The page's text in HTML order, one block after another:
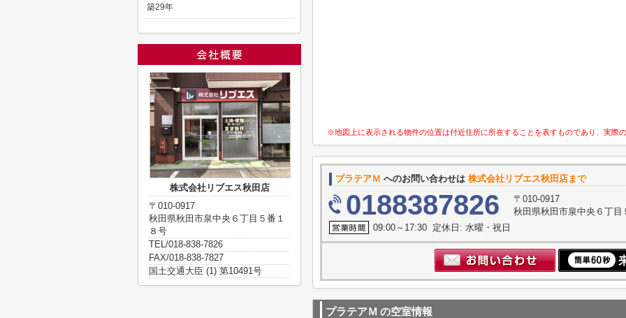
※地図上に表示される物件の位置は付近住所に所在することを表すものであり、実際
プラテアＭ へのお問い合わせは 株式会社リブエス秋田店まで
0188387826
〒010-0917
秋田県秋田市泉中央６丁
09:00～17:30 定休日: 水曜・祝日
プラテアＭ の空室情報
築29年
株式会社リブエス秋田店
〒010-0917
秋田県秋田市泉中央６丁目５番１
８号
TEL/018-838-7826
FAX/018-838-7827
国土交通大臣 (1) 第10491号